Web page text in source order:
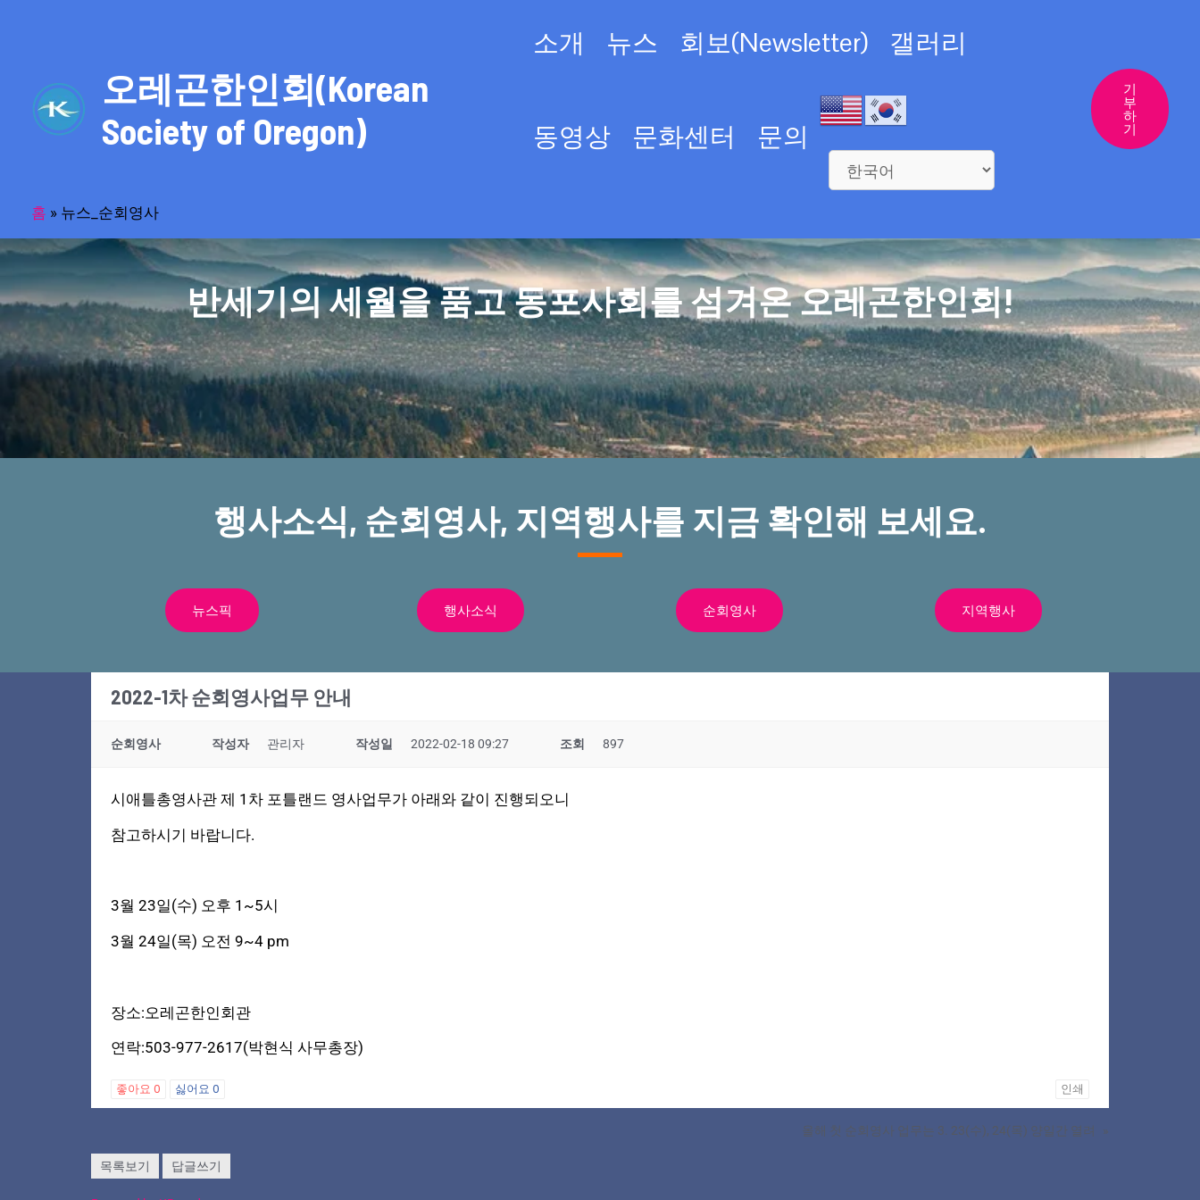
오레곤한인회(Korean
Society of Oregon)
소개 뉴스 회보(Newsletter) 갤러리
동영상 문화센터 문의
기
부
하
기
홈 » 뉴스_순회영사
반세기의 세월을 품고 동포사회를 섬겨온 오레곤한인회!
행사소식, 순회영사, 지역행사를 지금 확인해 보세요.
뉴스픽 행사소식 순회영사 지역행사
2022-1차 순회영사업무 안내
순회영사 작성자 관리자 작성일 2022-02-18 09:27 조회 897
시애틀총영사관 제 1차 포틀랜드 영사업무가 아래와 같이 진행되오니
참고하시기 바랍니다.
3월 23일(수) 오후 1~5시
3월 24일(목) 오전 9~4 pm
장소:오레곤한인회관
연락:503-977-2617(박현식 사무총장)
좋아요 0 싫어요 0 인쇄
올해 첫 순회영사 업무는 3. 23(수), 24(목) 양일간 열려 »
목록보기 답글쓰기